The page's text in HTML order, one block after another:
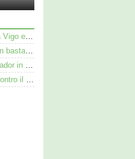
VIDEO - Laurienté espulso in Sassuolo-Celta Vigo e rissa: cosa è successo
VIDEO - Sassuolo Celta Vigo 1-4: Bakola non basta. Espulso Laurienté
Calciomercato Sassuolo, fascia sinistra: Obrador in pole, Valeri l’alternativa
Sassuolo Femminile: 6-0 al Radomlje e 1-0 contro il Bologna nelle prime amichevoli